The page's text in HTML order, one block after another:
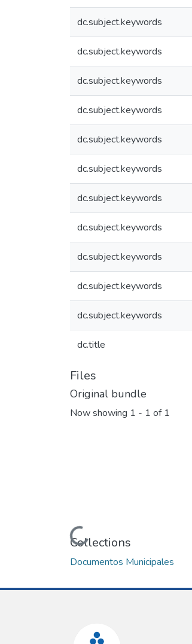
dc.subject.keywords
dc.subject.keywords
dc.subject.keywords
dc.subject.keywords
dc.subject.keywords
dc.subject.keywords
dc.subject.keywords
dc.subject.keywords
dc.subject.keywords
dc.subject.keywords
dc.subject.keywords
dc.title
Files
Original bundle
Now showing 1 - 1 of 1
Loading...
Collections
Documentos Municipales